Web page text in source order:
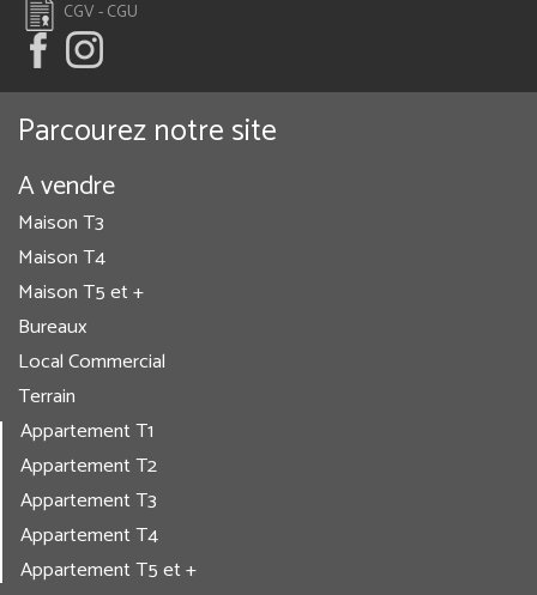
CGV - CGU
Parcourez notre site
A vendre
Maison T3
Maison T4
Maison T5 et +
Bureaux
Local Commercial
Terrain
Appartement T1
Appartement T2
Appartement T3
Appartement T4
Appartement T5 et +